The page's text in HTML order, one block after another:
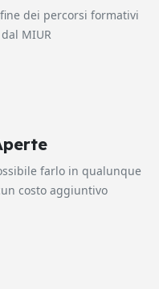
dei percorsi formativi
MIUR
farlo in qualunque
costo aggiuntivo